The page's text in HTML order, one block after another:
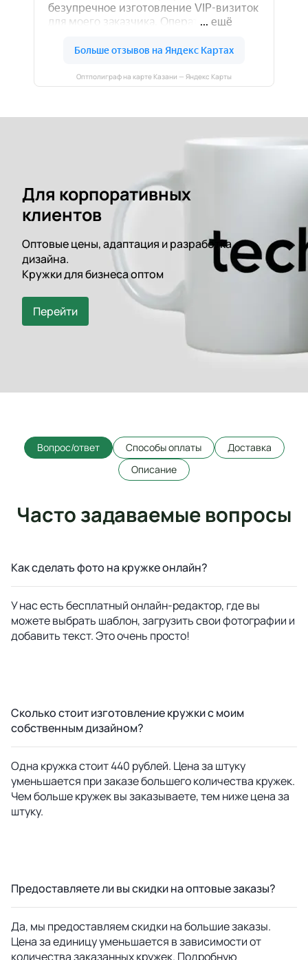
Оптполиграф на карте Казани — Яндекс Карты
Для корпоративных
клиентов
Оптовые цены, адаптация и разработка
дизайна.
Кружки для бизнеса оптом
Перейти
Вопрос/ответ Способы оплаты
Доставка
Описание
Часто задаваемые вопросы
Как сделать фото на кружке онлайн?
У нас есть бесплатный онлайн-редактор, где вы
можете выбрать шаблон, загрузить свои фотографии и
добавить текст. Это очень просто!
Сколько стоит изготовление кружки с моим
собственным дизайном?
Одна кружка стоит 440 рублей. Цена за штуку
уменьшается при заказе большего количества кружек.
Чем больше кружек вы заказываете, тем ниже цена за
штуку.
Предоставляете ли вы скидки на оптовые заказы?
Да, мы предоставляем скидки на большие заказы.
Цена за единицу уменьшается в зависимости от
количества заказанных кружек. Подробную